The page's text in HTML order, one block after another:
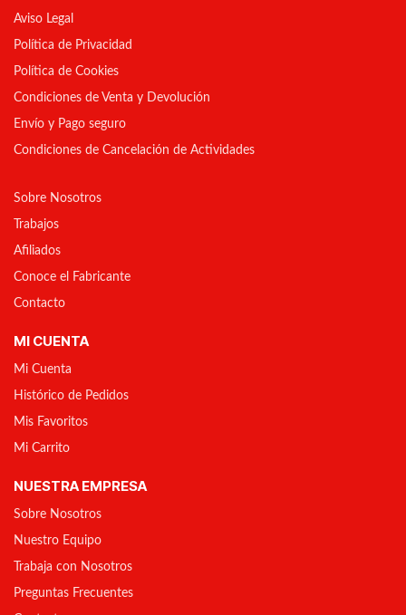
Aviso Legal
Política de Privacidad
Política de Cookies
Condiciones de Venta y Devolución
Envío y Pago seguro
Condiciones de Cancelación de Actividades
Sobre Nosotros
Trabajos
Afiliados
Conoce el Fabricante
Contacto
MI CUENTA
Mi Cuenta
Histórico de Pedidos
Mis Favoritos
Mi Carrito
NUESTRA EMPRESA
Sobre Nosotros
Nuestro Equipo
Trabaja con Nosotros
Preguntas Frecuentes